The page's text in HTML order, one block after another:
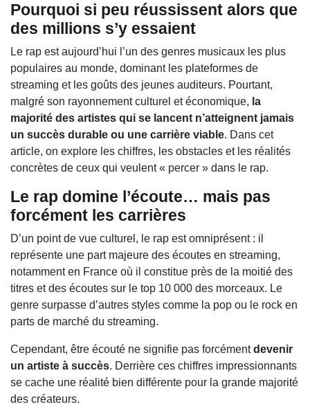
Pourquoi si peu réussissent alors que
des millions s’y essaient
Le rap est aujourd’hui l’un des genres musicaux les plus
populaires au monde, dominant les plateformes de
streaming et les goûts des jeunes auditeurs. Pourtant,
malgré son rayonnement culturel et économique, la
majorité des artistes qui se lancent n’atteignent jamais
un succès durable ou une carrière viable. Dans cet
article, on explore les chiffres, les obstacles et les réalités
concrètes de ceux qui veulent « percer » dans le rap.
Le rap domine l’écoute… mais pas
forcément les carrières
D’un point de vue culturel, le rap est omniprésent : il
représente une part majeure des écoutes en streaming,
notamment en France où il constitue près de la moitié des
titres et des écoutes sur le top 10 000 des morceaux. Le
genre surpasse d’autres styles comme la pop ou le rock en
parts de marché du streaming.
Cependant, être écouté ne signifie pas forcémentdevenir
un artiste à succès. Derrière ces chiffres impressionnants
se cache une réalité bien différente pour la grande majorité
des créateurs.